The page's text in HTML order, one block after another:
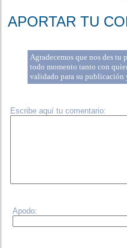
APORTAR TU
Agradecemos que nos des tu
todo momento tanto con
validado para su publicación
Escribe aquí tu comentario:
Apodo: